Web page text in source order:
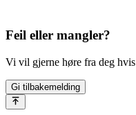
Feil eller mangler?
Vi vil gjerne høre fra deg
Gi tilbakemelding